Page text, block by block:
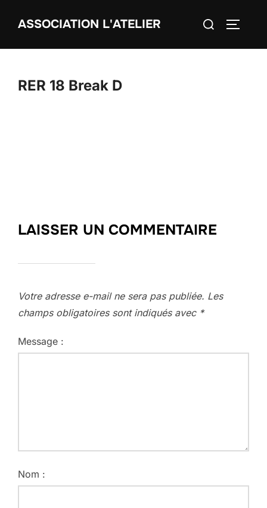
ASSOCIATION L'ATELIER Rechercher :
RER 18 Break D
LAISSER UN COMMENTAIRE
Votre adresse e-mail ne sera pas publiée. Les
champs obligatoires sont indiqués avec *
Message :
Nom :